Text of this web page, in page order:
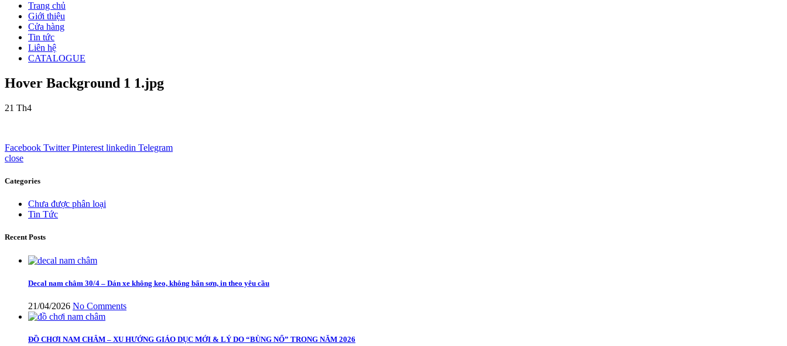
Trang chủ
Giới thiệu
Cửa hàng
Tin tức
Liên hệ
CATALOGUE
Hover Background 1 1.jpg
21 Th4
Facebook Twitter Pinterest linkedin Telegram
close
Categories
Chưa được phân loại
Tin Tức
Recent Posts
Decal nam châm 30/4 – Dán xe không keo, không bẩn sơn, in theo yêu cầu
21/04/2026 No Comments
ĐỒ CHƠI NAM CHÂM – XU HƯỚNG GIÁO DỤC MỚI & LÝ DO “BÙNG NỔ” TRONG NĂM 2026